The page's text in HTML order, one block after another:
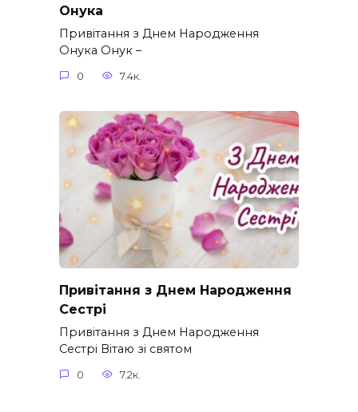
Онука
Привітання з Днем Народження
Онука Онук –
0 7.4к.
Привітання з Днем Народження
Сестрі
Привітання з Днем Народження
Сестрі Вітаю зі святом
0 7.2к.